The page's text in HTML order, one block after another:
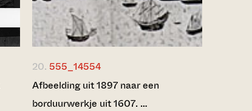
20. 555_14554
Afbeelding uit 1897 naar een
borduurwerkje uit 1607. …